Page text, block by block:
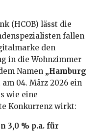
(HCOB) lässt die
fallen
den
in die Wohnzimmer
Namen „Hamburg
04. März 2026 ein
wie eine
Konkurrenz wirkt:
3,0 % p.a. für